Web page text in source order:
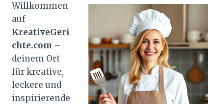
Willkommen
auf
KreativeGeri
chte.com –
deinem Ort
für kreative,
leckere und
inspirierende